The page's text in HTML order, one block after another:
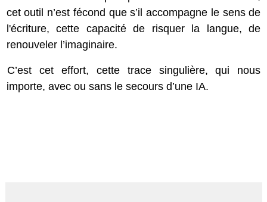
cet outil n’est fécond que s’il accompagne le sens de
l'écriture, cette capacité de risquer la langue, de
renouveler l’imaginaire.
C’est cet effort, cette trace singulière, qui nous
importe, avec ou sans le secours d’une IA.